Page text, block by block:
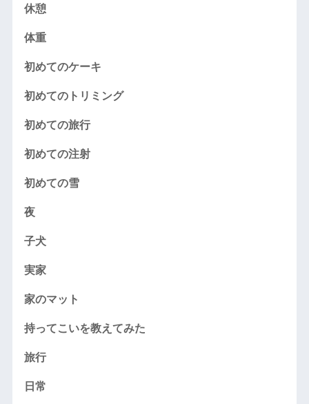
休憩
体重
初めてのケーキ
初めてのトリミング
初めての旅行
初めての注射
初めての雪
夜
子犬
実家
家のマット
持ってこいを教えてみた
旅行
日常